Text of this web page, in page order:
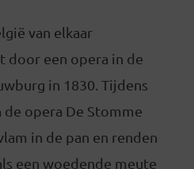
van elkaar
door een opera in de
in 1830. Tijdens
opera De Stomme
in de pan en renden
een woedende meute